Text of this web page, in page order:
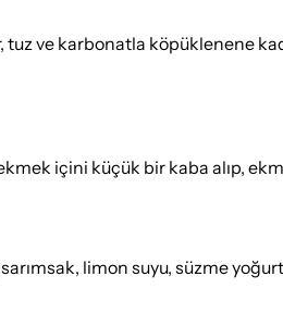
tuz ve karbonatla köpüklenene
içini küçük bir kaba alıp,
limon suyu, süzme